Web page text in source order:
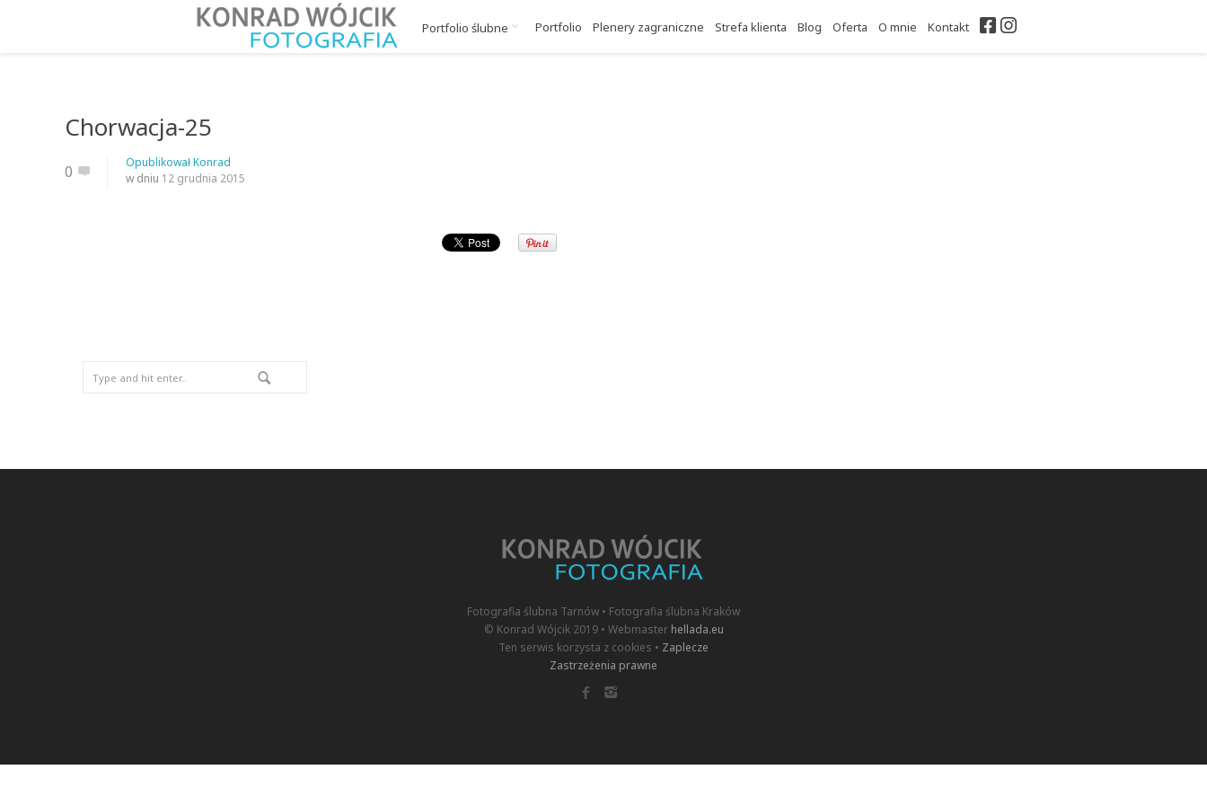
Portfolio ślubne Portfolio Plenery zagraniczne Strefa klienta Blog Oferta O mnie Kontakt Facebook
Instagram
Chorwacja-25
0 OpublikowałKonrad
w dniu 12 grudnia 2015
Fotografia ślubna Tarnów • Fotografia ślubna Kraków
© Konrad Wójcik 2019 • Webmaster hellada.eu
Ten serwis korzysta z cookies • Zaplecze
Zastrzeżenia prawne